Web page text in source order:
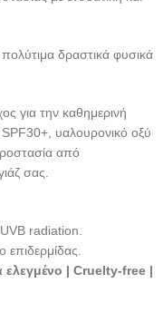
δραστικά φυσικά
για την καθημερινή
υαλουρονικό οξύ
από
σας.
radiation.
επιδερμίδας.
ελεγμένο | Cruelty‑free |